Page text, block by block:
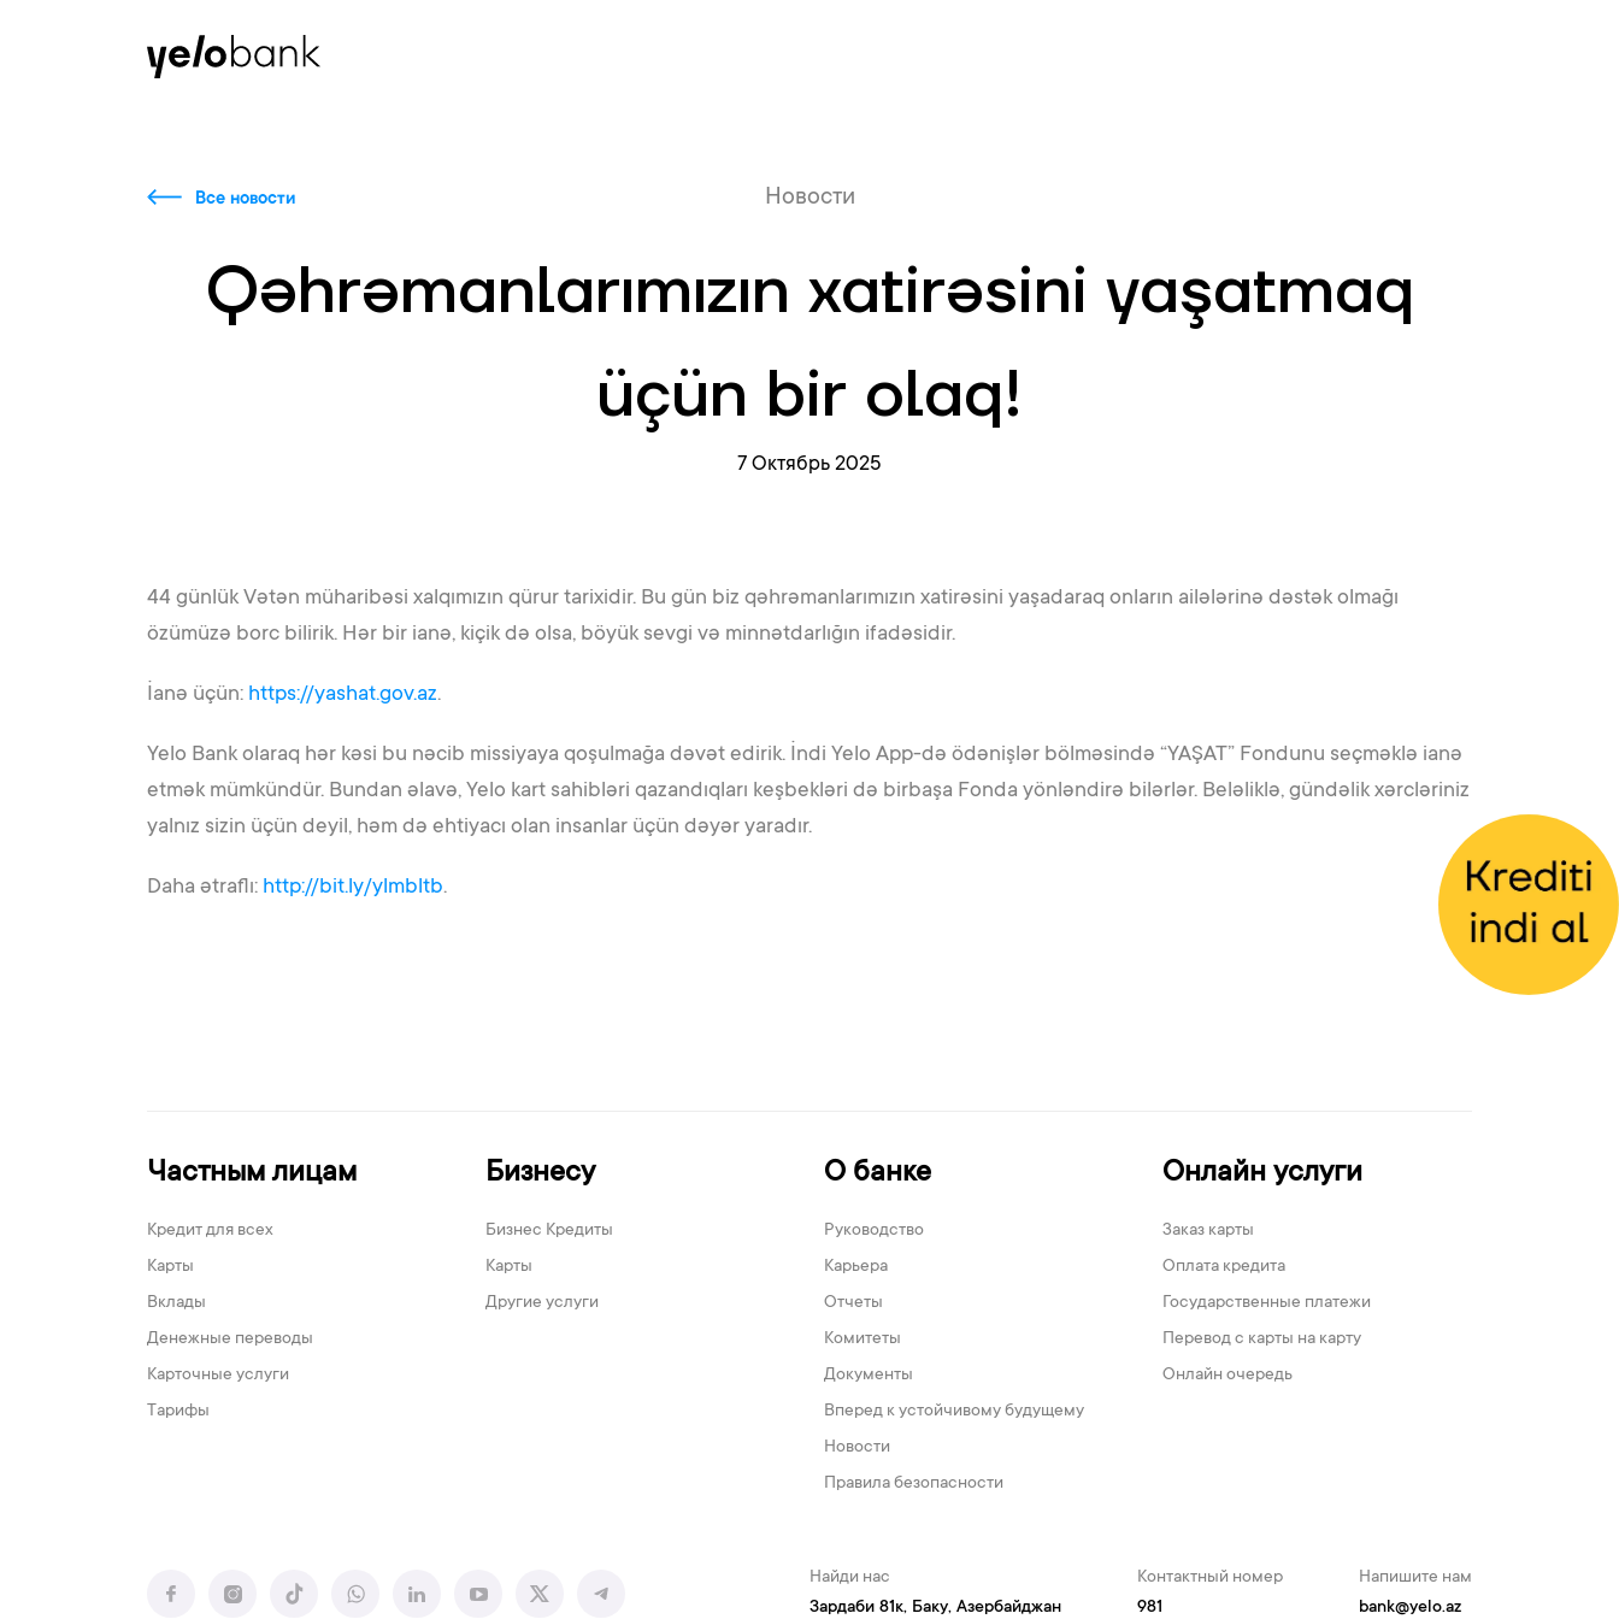
Все новости Новости
Qəhrəmanlarımızın xatirəsini yaşatmaq
üçün bir olaq!
7 Октябрь 2025
44 günlük Vətən müharibəsi xalqımızın qürur tarixidir. Bu gün biz qəhrəmanlarımızın xatirəsini yaşadaraq onların ailələrinə dəstək olmağı
özümüzə borc bilirik. Hər bir ianə, kiçik də olsa, böyük sevgi və minnətdarlığın ifadəsidir.
İanə üçün: https://yashat.gov.az.
Yelo Bank olaraq hər kəsi bu nəcib missiyaya qoşulmağa dəvət edirik. İndi Yelo App-də ödənişlər bölməsində “YAŞAT” Fondunu seçməklə ianə
etmək mümkündür. Bundan əlavə, Yelo kart sahibləri qazandıqları keşbekləri də birbaşa Fonda yönləndirə bilərlər. Beləliklə, gündəlik xərcləriniz
yalnız sizin üçün deyil, həm də ehtiyacı olan insanlar üçün dəyər yaradır.
Daha ətraflı: http://bit.ly/ylmbltb.
Частным лицам
Кредит для всех
Карты
Вклады
Денежные переводы
Карточные услуги
Тарифы
Бизнесу
Бизнес Кредиты
Карты
Другие услуги
О банке
Руководство
Карьера
Отчеты
Комитеты
Документы
Вперед к устойчивому будущему
Новости
Правила безопасности
Онлайн услуги
Заказ карты
Оплата кредита
Государственные платежи
Перевод с карты на карту
Онлайн очередь
Найди нас
Зардаби 81к, Баку, Азербайджан
Контактный номер
981
Напишите нам
bank@yelo.az